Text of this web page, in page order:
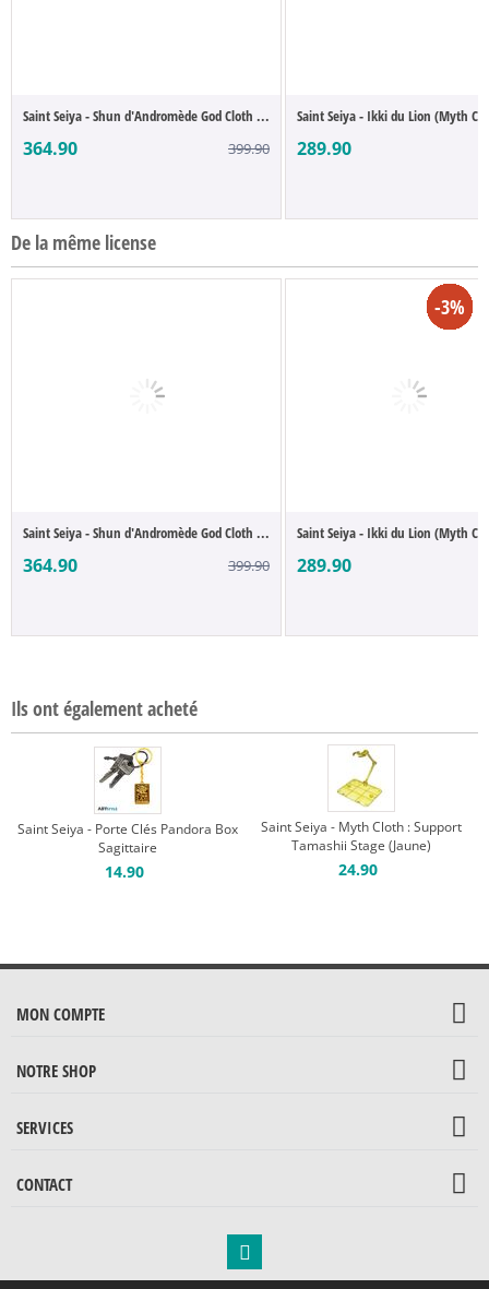
Saint Seiya - Shun d'Andromède God Cloth ...
364.90 399.90
Saint Seiya - Ikki du Lion (Myth
289.90
De la même license
-9%
Saint Seiya - Shun d'Andromède God Cloth ...
364.90 399.90
-3%
Saint Seiya - Ikki du Lion (Myth
289.90
-7%
-3%
-6%
-4%
-14%
-9%
-13%
-11%
-13%
-8%
-2%
-12%
-12%
-6%
-8%
-8%
-7%
-5%
-3%
-18%
-8%
-3%
Ils ont également acheté
Saint Seiya - Porte Clés Pandora Box
Sagittaire
14.90
Saint Seiya - Myth Cloth : Support
Tamashii Stage (Jaune)
24.90
MON COMPTE
NOTRE SHOP
SERVICES
CONTACT